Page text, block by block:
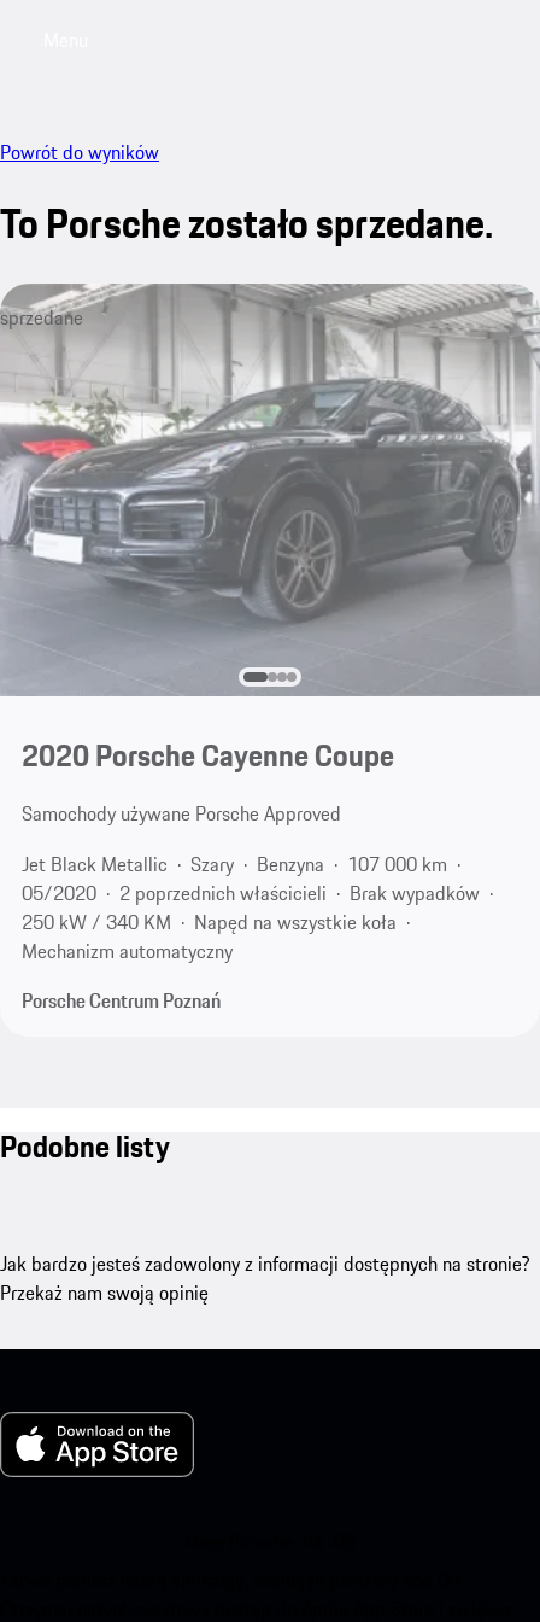
Powrót do wyników
To Porsche zostało sprzedane.
sprzedane
2020 Porsche Cayenne Coupe
Samochody używane Porsche Approved
Jet Black Metallic
Szary Benzyna
107 000 km
05/2020
2 poprzednich właścicieli
Brak wypadków
250 kW / 340 KM
Napęd na wszystkie koła
Mechanizm automatyczny
Porsche Centrum Poznań
Podobne listy
Jak bardzo jesteś zadowolony z informacji dostępnych na stronie?
Przekaż nam swoją opinię